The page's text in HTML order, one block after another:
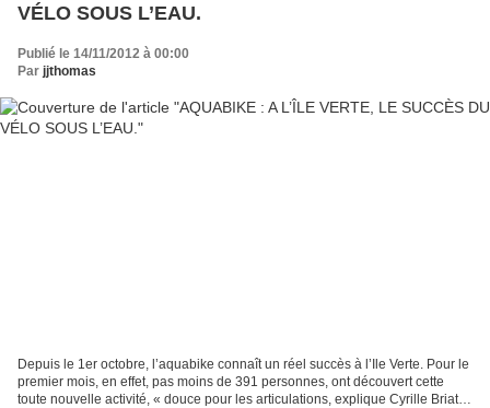
VÉLO SOUS L’EAU.
Publié le 14/11/2012 à 00:00
Par jjthomas
Depuis le 1er octobre, l’aquabike connaît un réel succès à l’Ile Verte. Pour le
premier mois, en effet, pas moins de 391 personnes, ont découvert cette
toute nouvelle activité, « douce pour les articulations, explique Cyrille Briatte,